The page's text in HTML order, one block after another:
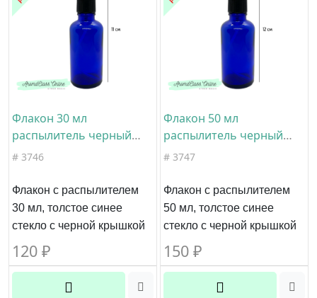
Флакон 30 мл
распылитель черный
ребристый прозрачный
# 3746
Флакон с распылителем
30 мл, толстое синее
стекло с черной крышкой
120 ₽
Флакон 50 мл
распылитель черный
ребристый прозрачный
# 3747
Флакон с распылителем
50 мл, толстое синее
стекло с черной крышкой
150 ₽